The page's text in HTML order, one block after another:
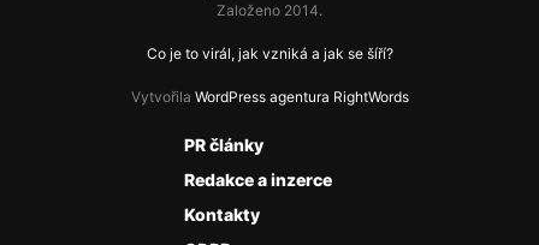
Založeno 2014.
Co je to virál, jak vzniká a jak se šíří?
Vytvořila WordPress agentura RightWords
PR články
Redakce a inzerce
Kontakty